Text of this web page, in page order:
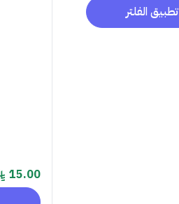
تطبيق الفلتر
15.00